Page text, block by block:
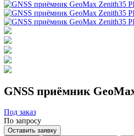
GNSS приёмник
Под заказ
По запросу
Оставить заявку